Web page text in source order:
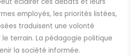
employés, les priorités listées,
traduisent une volonté
le terrain. La pédagogie politique
la société informée.